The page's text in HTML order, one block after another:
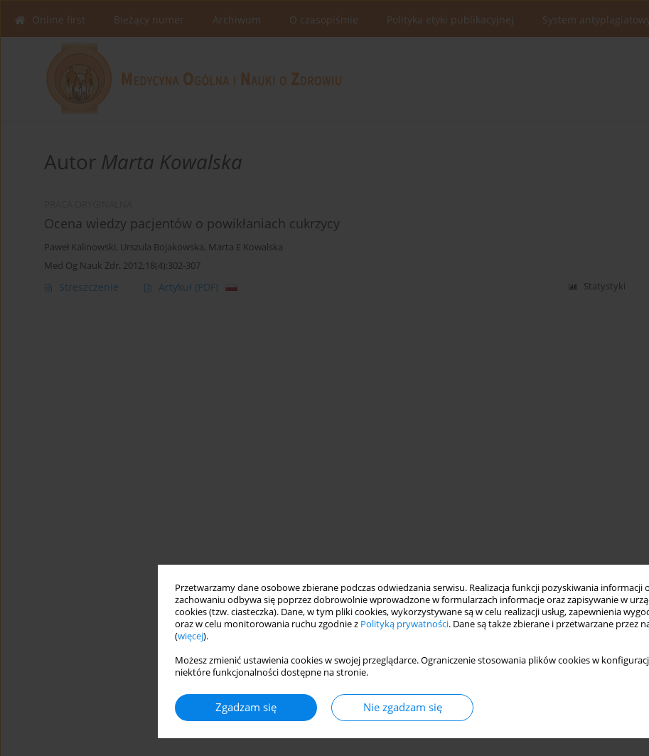
Przetwarzamy dane osobowe zbierane podczas odwiedzania serwisu. Realizacja funkcji pozyskiwania informacji
zachowaniu odbywa się poprzez dobrowolnie wprowadzone w formularzach informacje oraz zapisywanie w
cookies (tzw. ciasteczka). Dane, w tym pliki cookies, wykorzystywane są w celu realizacji usług, zapewnienia
oraz w celu monitorowania ruchu zgodnie z Polityką prywatności. Dane są także zbierane i przetwarzane przez
(więcej).
Możesz zmienić ustawienia cookies w swojej przeglądarce. Ograniczenie stosowania plików cookies w
niektóre funkcjonalności dostępne na stronie.
Zgadzam się Nie zgadzam się
Online first Bieżący numer Archiwum O czasopiśmie Polityka etyki publikacyjnej System
Autor Marta Kowalska
Ocena wiedzy pacjentów o powikłaniach cukrzycy
Paweł Kalinowski, Urszula Bojakowska, Marta E Kowalska
Med Og Nauk Zdr. 2012;18(4):302-307
Streszczenie Artykuł (PDF) Statystyki